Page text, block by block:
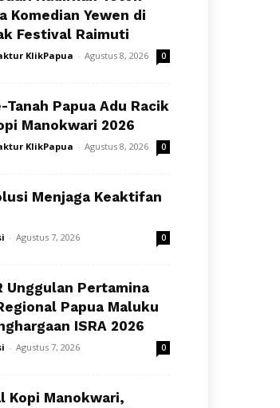
Komedian Yewen di
Festival Raimuti
KlikPapua - Agustus 8, 2026 0
Tanah Papua Adu Racik
Manokwari 2026
KlikPapua - Agustus 8, 2026 0
Menjaga Keaktifan
- Agustus 7, 2026 0
Unggulan Pertamina
Papua Maluku
ISRA 2026
- Agustus 7, 2026 0
Kopi Manokwari,